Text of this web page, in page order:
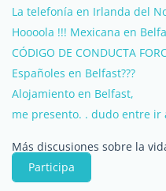
La telefonía en Irlanda del
Hoooola !!! Mexicana en
CÓDIGO DE CONDUCTA
Españoles en Belfast???
Alojamiento en Belfast,
me presento. . dudo entre ir
Más discusiones sobre la
Participa